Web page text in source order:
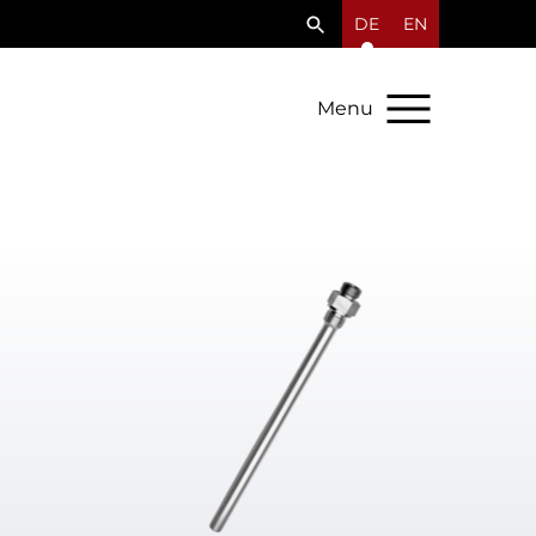
DE EN
Menu